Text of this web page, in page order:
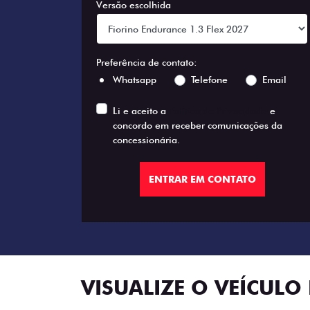
Versão escolhida
Preferência de contato:
Whatsapp
Telefone Email
Li e aceito a
e
concordo em receber comunicações da
concessionária.
ENTRAR EM CONTATO
VISUALIZE O VEÍCULO